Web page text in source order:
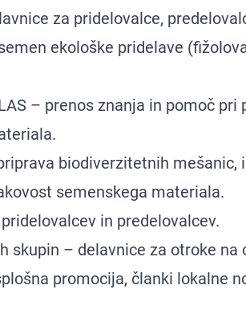
za pridelovalce,
ekološke pridelave
– prenos znanja in pomoč pri
biodiverzitetnih mešanic,
semenskega materiala.
in predelovalcev.
skupin – delavnice za otroke na
promocija, članki lokalne